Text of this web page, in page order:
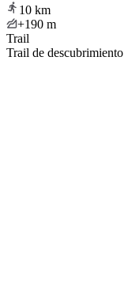
10 km
+190 m
Trail
Trail de descubrimiento